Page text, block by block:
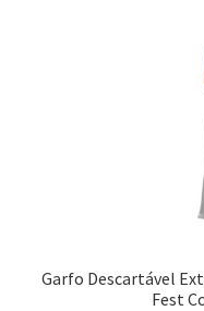
Garfo Descartável
Fest